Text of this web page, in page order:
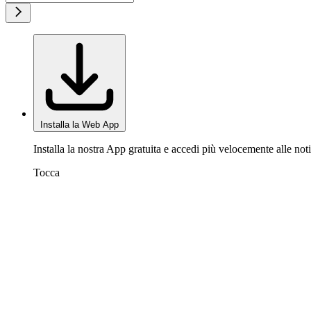
Installa la Web App
Installa la nostra App gratuita e accedi più velocemente alle
Tocca